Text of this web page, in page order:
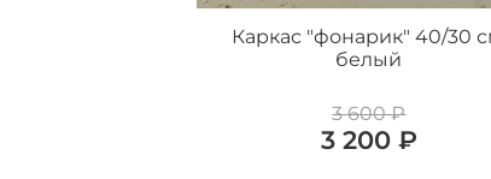
Каркас "фонарик" 40/30
белый
3 600 ₽
3 200 ₽